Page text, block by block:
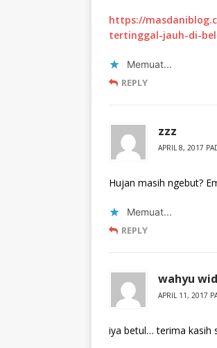
https://
tertinggal-jauh-di-
Memuat...
REPLY
zzz
APRIL 8, 2017
Hujan masih ngebut?
Memuat...
REPLY
wahyu
APRIL 11, 2017
iya betul… terima kasih